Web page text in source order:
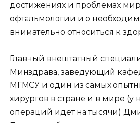
достижениях и проблемах
офтальмологии и о
внимательно относиться к
Главный внештатный
Минздрава, заведующий
МГМСУ и один из самых
хирургов в стране и в мире (у
операций идет на тысячи)